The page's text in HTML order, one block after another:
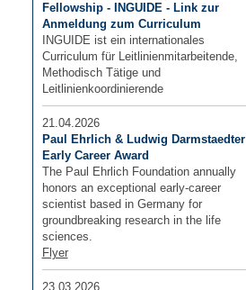
Fellowship - INGUIDE - Link zur
Anmeldung zum Curriculum
INGUIDE ist ein internationales
Curriculum für Leitlinienmitarbeitende,
Methodisch Tätige und
Leitlinienkoordinierende
21.04.2026
Paul Ehrlich & Ludwig Darmstaedter
Early Career Award
The Paul Ehrlich Foundation annually
honors an exceptional early-career
scientist based in Germany for
groundbreaking research in the life
sciences.
Flyer
23.03.2026